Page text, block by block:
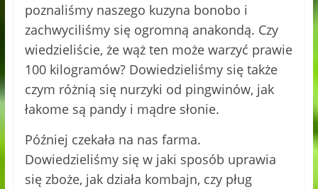
poznaliśmy naszego kuzyna bonobo i
zachwyciliśmy się ogromną anakondą. Czy
wiedzieliście, że wąż ten może warzyć prawie
100 kilogramów? Dowiedzieliśmy się także
czym różnią się nurzyki od pingwinów, jak
łakome są pandy i mądre słonie.
Później czekała na nas farma.
Dowiedzieliśmy się w jaki sposób uprawia
się zboże, jak działa kombajn, czy pług